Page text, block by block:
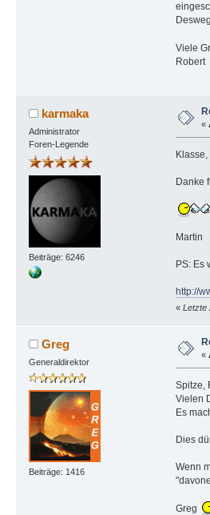
Viele
Robert
karmaka
Administrator
Foren-Legende
Beiträge: 6246
«
Danke
Martin
PS: Es
http://
« Letzte
Greg
Generaldirektor
Beiträge: 1416
«
Spitze,
Vielen
Es
Dies
Wenn
Greg